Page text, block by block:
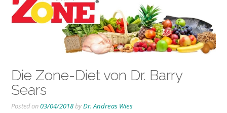
Die Zone-Diet von Dr. Barry
Sears
Posted on03/04/2018byDr. Andreas Wies